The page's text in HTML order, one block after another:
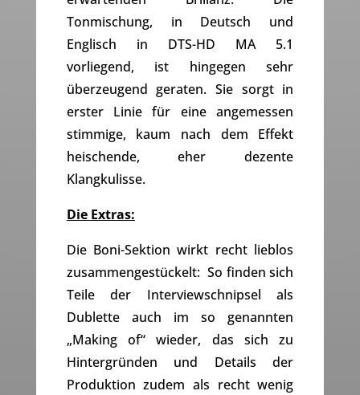
Tonmischung, in Deutsch und
Englisch in DTS-HD MA 5.1
vorliegend, ist hingegen sehr
überzeugend geraten. Sie sorgt in
erster Linie für eine angemessen
stimmige, kaum nach dem Effekt
heischende, eher dezente
Klangkulisse.
Die Extras:
Die Boni-Sektion wirkt recht lieblos
zusammengestückelt: So finden sich
Teile der Interviewschnipsel als
Dublette auch im so genannten
„Making of“ wieder, das sich zu
Hintergründen und Details der
Produktion zudem als recht wenig